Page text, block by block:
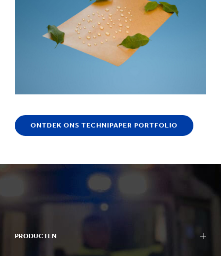
ONTDEK ONS TECHNIPAPER PORTFOLIO
PRODUCTEN